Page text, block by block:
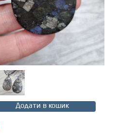
Додати в кошик